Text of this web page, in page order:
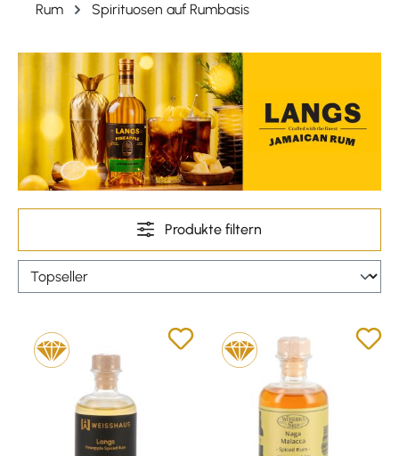
Rum Spirituosen auf Rumbasis
Produkte filtern